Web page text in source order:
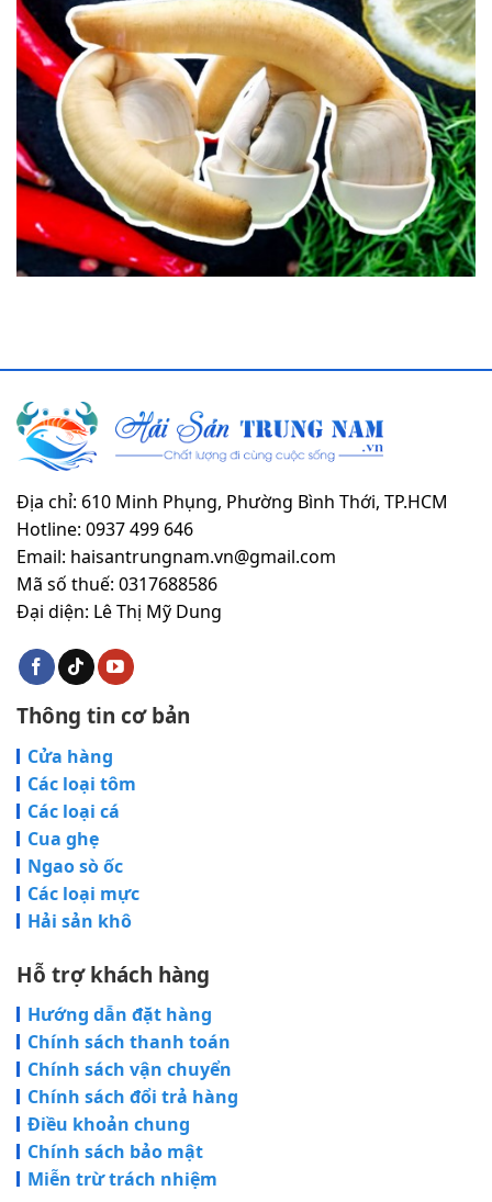
Địa chỉ: 610 Minh Phụng, Phường Bình Thới, TP.HCM
Hotline: 0937 499 646
Email: haisantrungnam.vn@gmail.com
Mã số thuế: 0317688586
Đại diện: Lê Thị Mỹ Dung
Thông tin cơ bản
Cửa hàng
Các loại tôm
Các loại cá
Cua ghẹ
Ngao sò ốc
Các loại mực
Hải sản khô
Hỗ trợ khách hàng
Hướng dẫn đặt hàng
Chính sách thanh toán
Chính sách vận chuyển
Chính sách đổi trả hàng
Điều khoản chung
Chính sách bảo mật
Miễn trừ trách nhiệm